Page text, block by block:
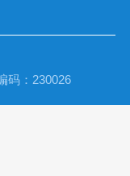
码：230026